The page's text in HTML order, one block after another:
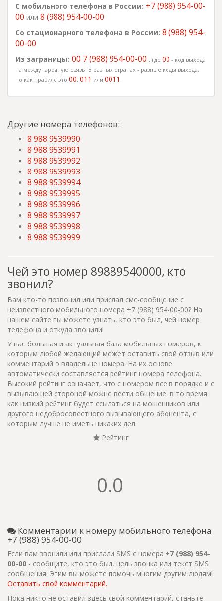
С мобильного телефона в России: +7 (988) 954-00-
00 или 8 (988) 954-00-00
Со стационарного телефона в России: 8 (988) 954-
00-00
Из заграницы: 00 7 (988) 954-00-00 , где 00 - код выхода
на международную связь. В разных странах - разные коды выхода,
но как правило это 00, 011 или 0011 .
Другие номера телефонов:
8 988 9539990
8 988 9539991
8 988 9539992
8 988 9539993
8 988 9539994
8 988 9539995
8 988 9539996
8 988 9539997
8 988 9539998
8 988 9539999
Чей это номер 89889540000, кто
звонил?
Вам кто-то позвонил или прислал смс-сообщение с
неизвестного мобильного номера +7 (988) 954-00-00? На
нашем сайте вы можете узнать, кто это был, чей номер
телефона и откуда звонили!
У нас большая и актуальная база мобильных номеров, к
которым любой желающий может оставить свой отзыв или
комментарий о владельце номера. На их основе
автоматически составляется рейтинг номера телефона.
Высокий рейтинг означает, что с номером все в порядке и с
вызывающей стороной можно вести общение, в то время
как низкий рейтинг будет ссылаться на мошенников или
другого недобросовестного вызывающего абонента, с
которым лучше не иметь никаких дел.
Рейтинг
0.0
Комментарии к номеру мобильного телефона
+7 (988) 954-00-00
Если вам звонили или прислали SMS с номера +7 (988) 954-
00-00 - сообщите, кто это был, цель звонка или текст SMS
сообщения. Этим вы можете помочь многим другим людям!
Оставить свой комментарий.
Пока никто не оставил здесь свой комментарий, станьте